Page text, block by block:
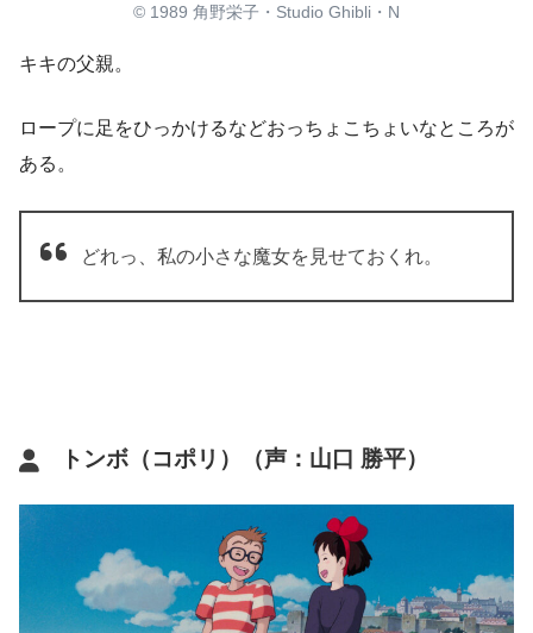
© 1989 角野栄子・Studio Ghibli・N
キキの父親。
ロープに足をひっかけるなどおっちょこちょいなところが
ある。
どれっ、私の小さな魔女を見せておくれ。
トンボ（コポリ）（声：山口 勝平）